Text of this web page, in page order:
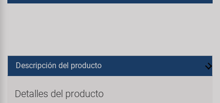
Descripción del producto
Detalles del producto